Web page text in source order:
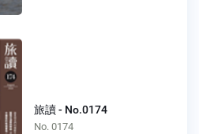
旅讀 - No.0174
No. 0174